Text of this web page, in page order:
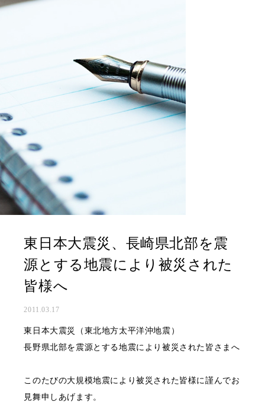
東日本大震災、長崎県北部を震
源とする地震により被災された
皆様へ
2011.03.17
東日本大震災（東北地方太平洋沖地震）
長野県北部を震源とする地震により被災された皆さまへ
このたびの大規模地震により被災された皆様に謹んでお
見舞申しあげます。